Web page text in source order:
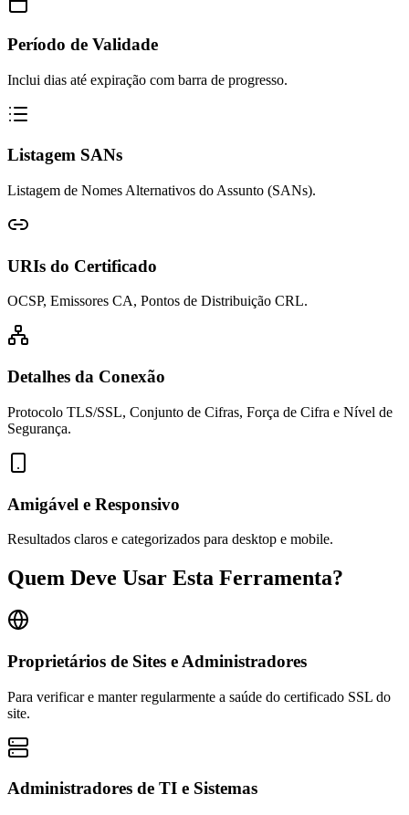
Período de Validade
Inclui dias até expiração com barra de progresso.
Listagem SANs
Listagem de Nomes Alternativos do Assunto (SANs).
URIs do Certificado
OCSP, Emissores CA, Pontos de Distribuição CRL.
Detalhes da Conexão
Protocolo TLS/SSL, Conjunto de Cifras, Força de Cifra e Nível de
Segurança.
Amigável e Responsivo
Resultados claros e categorizados para desktop e mobile.
Quem Deve Usar Esta Ferramenta?
Proprietários de Sites e Administradores
Para verificar e manter regularmente a saúde do certificado SSL do
site.
Administradores de TI e Sistemas